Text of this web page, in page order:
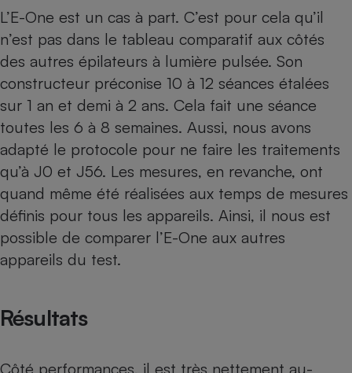
L’E-One est un cas à part. C’est pour cela qu’il
n’est pas dans le tableau comparatif aux côtés
des autres épilateurs à lumière pulsée. Son
constructeur préconise 10 à 12 séances étalées
sur 1 an et demi à 2 ans. Cela fait une séance
toutes les 6 à 8 semaines. Aussi, nous avons
adapté le protocole pour ne faire les traitements
qu’à J0 et J56. Les mesures, en revanche, ont
quand même été réalisées aux temps de mesures
définis pour tous les appareils. Ainsi, il nous est
possible de comparer l’E-One aux autres
appareils du test.
Résultats
Côté performances, il est très nettement au-